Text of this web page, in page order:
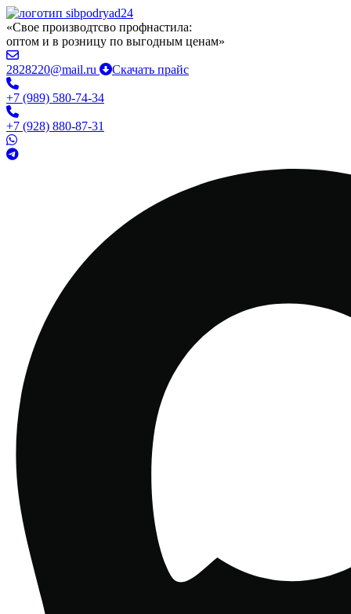
«Свое производтсво профнастила:
оптом и в розницу по выгодным ценам»
2828220@mail.ru Скачать прайс
+7 (989) 580-74-34
+7 (928) 880-87-31